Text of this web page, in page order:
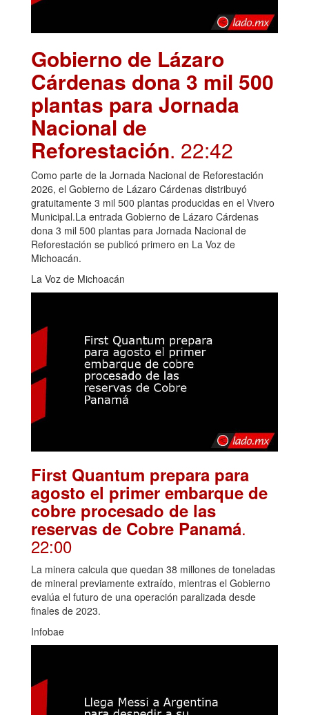
Gobierno de Lázaro
Cárdenas dona 3 mil 500
plantas para Jornada
Nacional de
Reforestación. 22:42
Como parte de la Jornada Nacional de Reforestación
2026, el Gobierno de Lázaro Cárdenas distribuyó
gratuitamente 3 mil 500 plantas producidas en el Vivero
Municipal.La entrada Gobierno de Lázaro Cárdenas
dona 3 mil 500 plantas para Jornada Nacional de
Reforestación se publicó primero en La Voz de
Michoacán.
La Voz de Michoacán
First Quantum prepara para
agosto el primer embarque de
cobre procesado de las
reservas de Cobre Panamá.
22:00
La minera calcula que quedan 38 millones de toneladas
de mineral previamente extraído, mientras el Gobierno
evalúa el futuro de una operación paralizada desde
finales de 2023.
Infobae